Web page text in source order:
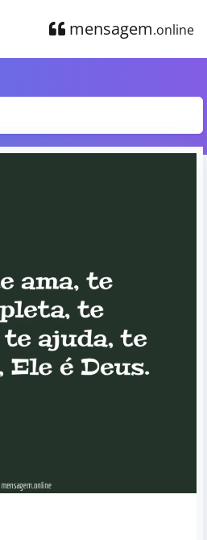
mensagem.online